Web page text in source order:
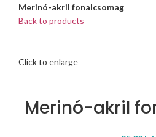
Merinó-akril fonalcsomag
Back to products
Click to enlarge
Merinó-akril